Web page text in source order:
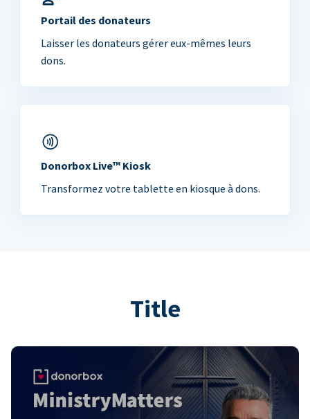
Portail des donateurs
Laisser les donateurs gérer eux-mêmes leurs
dons.
Donorbox Live™ Kiosk
Transformez votre tablette en kiosque à dons.
Title